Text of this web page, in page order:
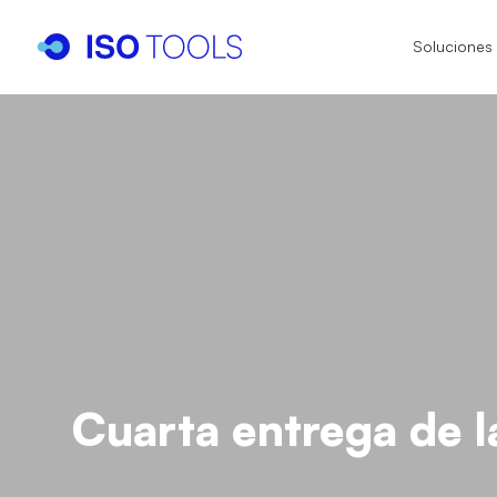
Soluciones
Cuarta entrega de